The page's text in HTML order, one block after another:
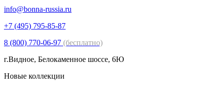
info@bonna-russia.ru
+7 (495) 795-85-87
8 (800) 770-06-97 (бесплатно)
г.Видное, Белокаменное шоссе, 6Ю
Новые коллекции